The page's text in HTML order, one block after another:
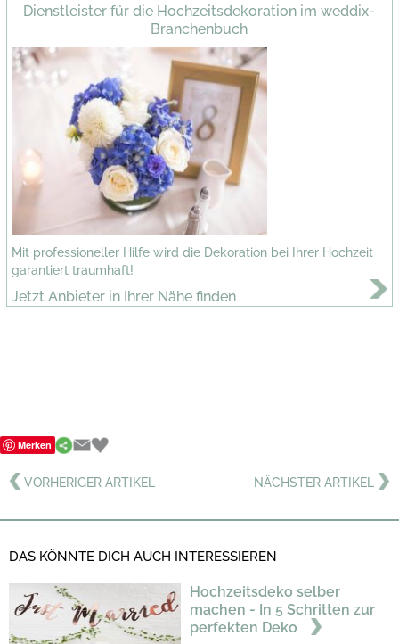
Dienstleister für die Hochzeitsdekoration im weddix-
Branchenbuch
Mit professioneller Hilfe wird die Dekoration bei Ihrer Hochzeit
garantiert traumhaft!
Jetzt Anbieter in Ihrer Nähe finden
Merken
VORHERIGER ARTIKEL NÄCHSTER ARTIKEL
DAS KÖNNTE DICH AUCH INTERESSIEREN
Hochzeitsdeko selber
machen - In 5 Schritten zur
perfekten Deko